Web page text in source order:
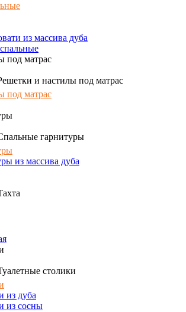
из массива дуба
под матрас
и настилы под матрас
под матрас
гарнитуры
из массива дуба
столики
из дуба
из сосны